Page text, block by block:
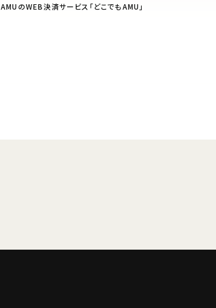
AMUのWEB決済サービス「どこでもAMU」